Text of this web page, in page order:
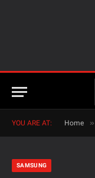
YOU ARE AT: Home »
SAMSUNG